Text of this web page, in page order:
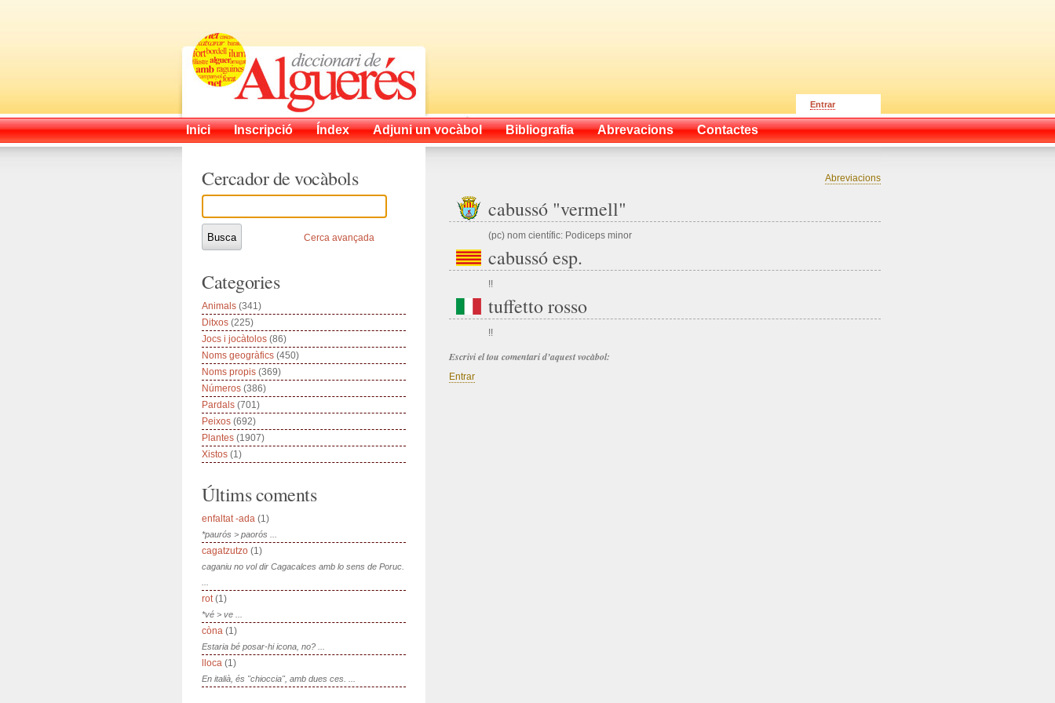
Entrar
Inici Inscripció Índex Adjuni un vocàbol Bibliografia Abrevacions Contactes
Abreviacions
cabussó "vermell"
(pc) nom científic: Podiceps minor
cabussó esp.
!!
tuffetto rosso
!!
Escrivi el tou comentari d’aquest vocàbol:
Entrar
Cercador de vocàbols
Cerca avançada
Categories
Animals (341)
Ditxos (225)
Jocs i jocàtolos (86)
Noms geogràfics (450)
Noms propis (369)
Números (386)
Pardals (701)
Peixos (692)
Plantes (1907)
Xistos (1)
Últims coments
enfaltat -ada (1)
*paurós > paorós ...
cagatzutzo (1)
caganiu no vol dir Cagacalces amb lo sens de Poruc.
rot(1)
*vé > ve ...
còna (1)
Estaria bé posar-hi icona, no? ...
lloca (1)
En italià, és "chioccia", amb dues ces. ...